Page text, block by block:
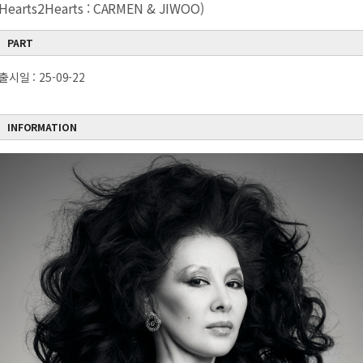
: CARMEN & JIWOO)
PART
시일 : 25-09-22
INFORMATION